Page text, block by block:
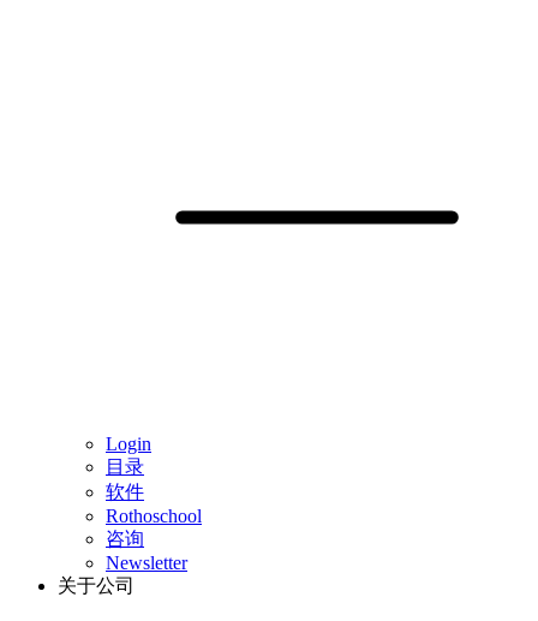
Login
目录
软件
Rothoschool
咨询
Newsletter
关于公司